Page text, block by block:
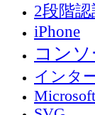
2段階認
iPhone
コン
インタ
Microsoft